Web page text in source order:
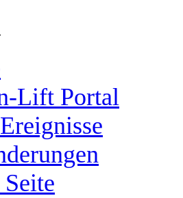
Lift Portal